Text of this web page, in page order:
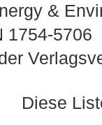
&
1754-5706
Diese